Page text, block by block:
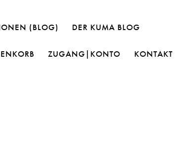
(BLOG) DER KUMA BLOG
ZUGANG|KONTO KONTAKT